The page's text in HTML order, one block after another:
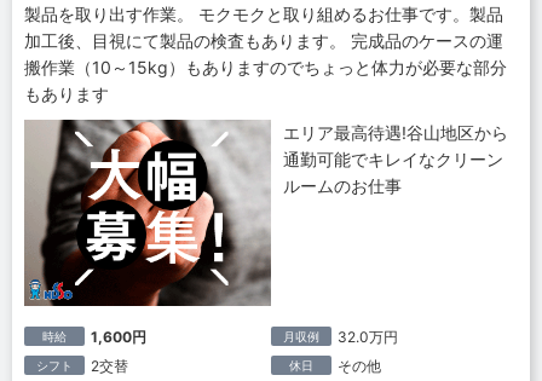
製品を取り出す作業。 モクモクと取り組めるお仕事です。製品
加工後、目視にて製品の検査もあります。 完成品のケースの運
搬作業（10～15kg）もありますのでちょっと体力が必要な部分
もあります
エリア最高待遇!谷山地区から
通勤可能でキレイなクリーン
ルームのお仕事
時給 1,600円 月収例 32.0万円
シフト 2交替 休日 その他